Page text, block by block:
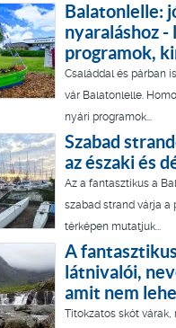
Balatonlelle:
nyaraláshoz
programok,
Családdal és párban
vár Balatonlelle.
nyári programok...
Szabad
az északi és
Az a fantasztikus a
szabad strand várja a
térképen mutatjuk...
A
látnivalói,
amit nem
Titokzatos skót várak,